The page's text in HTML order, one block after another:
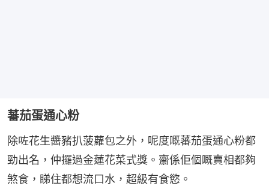
蕃茄蛋通心粉
除咗花生醬豬扒菠蘿包之外，呢度嘅蕃茄蛋通心粉都
勁出名，仲攞過金蓮花菜式獎。齋係佢個嘅賣相都夠
煞食，睇住都想流口水，超級有食慾。